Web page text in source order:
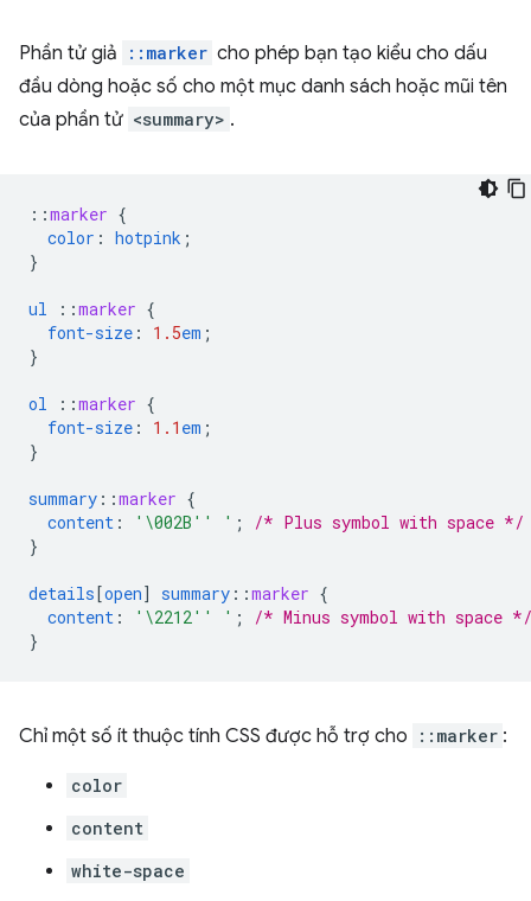
Phần tử giả ::marker cho phép bạn tạo kiểu cho dấu
đầu dòng hoặc số cho một mục danh sách hoặc mũi tên
của phần tử <summary> .
::marker {
color : hotpink ;
}
ul ::marker {
font-size : 1.5em ;
}
ol ::marker {
font-size : 1.1 em ;
}
summary ::marker {
content : '\002B'' ' ;
/* Plus symbol with space */
}
details [open] summary ::marker {
content : '\2212'' ' ;
/* Minus symbol with space */
}
Chỉ một số ít thuộc tính CSS được hỗ trợ cho ::marker :
color
content
white-space